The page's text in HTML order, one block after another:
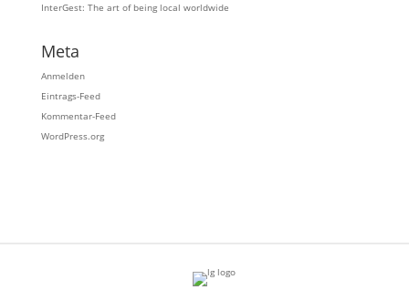
InterGest: The art of being local worldwide
Meta
Anmelden
Eintrags-Feed
Kommentar-Feed
WordPress.org